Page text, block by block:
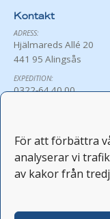
För att förbättra
analyserar vi
av kakor från
Kontakt
ADRESS:
Hjälmareds Allé 20
441 95 Alingsås
EXPEDITION:
0322-64 40 00
Må-Fr 8:30-16:00
Avvikande öppettider
PERSONAL:
0322-64 40 05